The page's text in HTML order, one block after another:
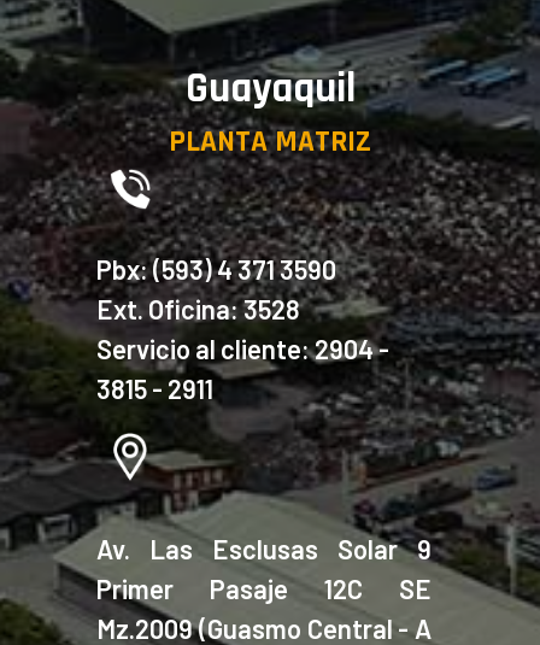
Guayaquil
PLANTA MATRIZ
Pbx: (593) 4 371 3590
Ext. Oficina: 3528
Servicio al cliente: 2904 -
3815 - 2911
Av. Las Esclusas Solar 9
Primer Pasaje 12C SE
Mz.2009 (Guasmo Central - A